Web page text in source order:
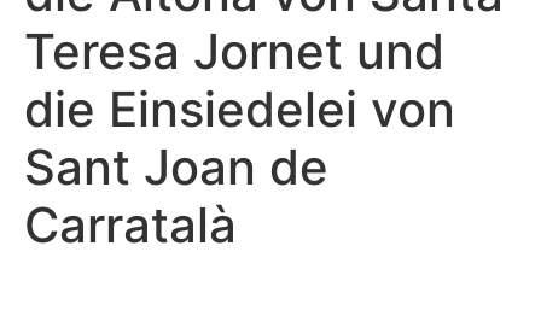
Teresa Jornet und
die Einsiedelei von
Sant Joan de
Carratalà